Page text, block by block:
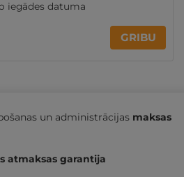
iegādes datuma
GRIBU
un administrācijas maksas
atmaksas garantija